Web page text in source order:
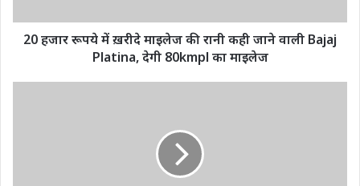
कही
जाने20 हजार रूपये में ख़रीदे माइलेज की रानी कही जाने वाली Bajaj
Platina, देगी 80kmpl का माइलेज